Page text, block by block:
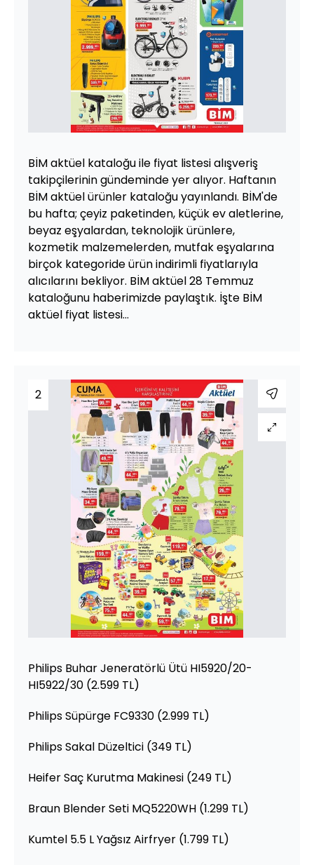
BİM aktüel kataloğu ile fiyat listesi alışveriş
takipçilerinin gündeminde yer alıyor. Haftanın
BİM aktüel ürünler kataloğu yayınlandı. BİM'de
bu hafta; çeyiz paketinden, küçük ev aletlerine,
beyaz eşyalardan, teknolojik ürünlere,
kozmetik malzemelerden, mutfak eşyalarına
birçok kategoride ürün indirimli fiyatlarıyla
alıcılarını bekliyor. BİM aktüel 28 Temmuz
kataloğunu haberimizde paylaştık. İşte BİM
aktüel fiyat listesi...
2
Philips Buhar Jeneratörlü Ütü HI5920/20-
HI5922/30 (2.599 TL)
Philips Süpürge FC9330 (2.999 TL)
Philips Sakal Düzeltici (349 TL)
Heifer Saç Kurutma Makinesi (249 TL)
Braun Blender Seti MQ5220WH (1.299 TL)
Kumtel 5.5 L Yağsız Airfryer (1.799 TL)